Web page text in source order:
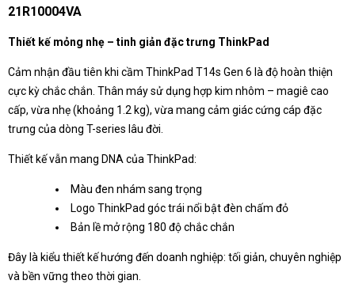
21R10004VA
Thiết kế mỏng nhẹ – tinh giản đặc trưng ThinkPad
Cảm nhận đầu tiên khi cầm ThinkPad T14s Gen 6 là độ hoàn thiện
cực kỳ chắc chắn. Thân máy sử dụng hợp kim nhôm – magiê cao
cấp, vừa nhẹ (khoảng 1.2 kg), vừa mang cảm giác cứng cáp đặc
trưng của dòng T-series lâu đời.
Thiết kế vẫn mang DNA của ThinkPad:
Màu đen nhám sang trọng
Logo ThinkPad góc trái nổi bật đèn chấm đỏ
Bản lề mở rộng 180 độ chắc chắn
Đây là kiểu thiết kế hướng đến doanh nghiệp: tối giản, chuyên nghiệp
và bền vững theo thời gian.